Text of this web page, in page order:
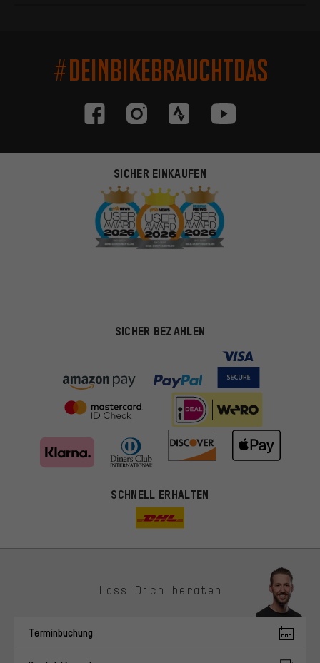
#DEINBIKEBRAUCHTDAS
SICHER EINKAUFEN
SICHER BEZAHLEN
SCHNELL ERHALTEN
Lass Dich beraten
Terminbuchung
Du bekommst, statt zufälliger Werbung, genauer passende
Angebote von uns. Diese Cookies helfen uns, Deine Interessen